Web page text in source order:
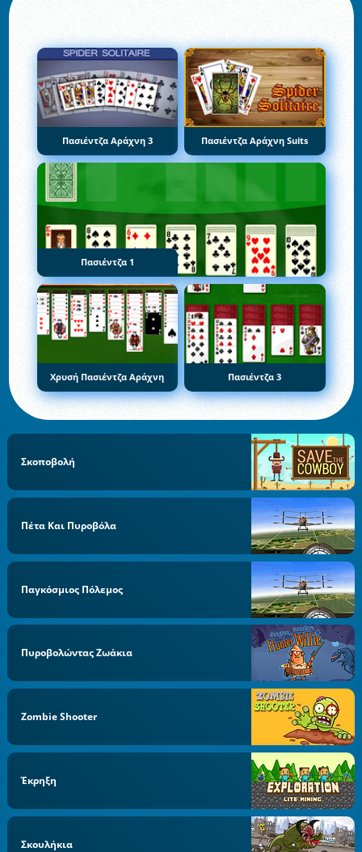
Πασιέντζα Αράχνη 3 Πασιέντζα Αράχνη Suits
Πασιέντζα 1
Χρυσή Πασιέντζα Αράχνη Πασιέντζα 3
Σκοποβολή
Πέτα Και Πυροβόλα
Παγκόσμιος Πόλεμος
Πυροβολώντας Ζωάκια
Zombie Shooter
Έκρηξη
Σκουλήκια